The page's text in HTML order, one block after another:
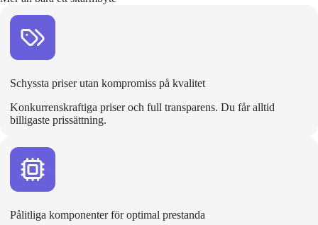
Schyssta priser utan kompromiss på kvalitet
Konkurrenskraftiga priser och full transparens. Du får alltid
billigaste prissättning.
Pålitliga komponenter för optimal prestanda